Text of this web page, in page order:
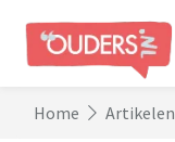
Home Artikelen